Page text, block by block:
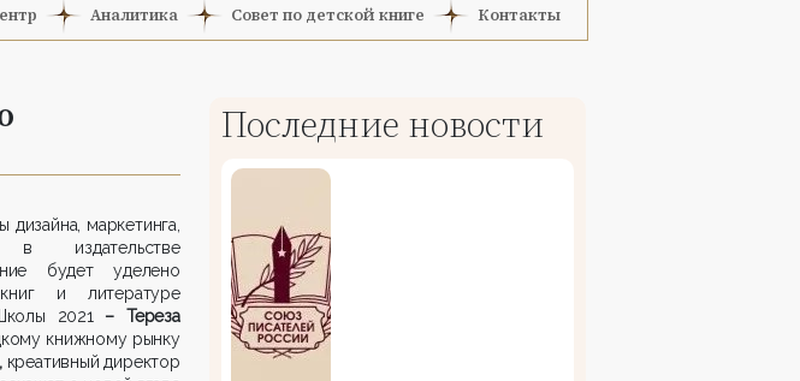
Аналитика Совет по детской книге Контакты
маркетинга,
в издательстве
будет уделено
и литературе
2021 – Тереза
книжному рынку
креативный директор
Последние новости